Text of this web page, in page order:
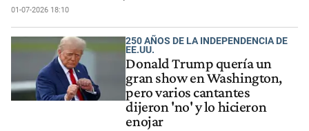
01-07-2026 18:10
250 AÑOS DE LA INDEPENDENCIA DE
EE.UU.
Donald Trump quería un
gran show en Washington,
pero varios cantantes
dijeron 'no' y lo hicieron
enojar